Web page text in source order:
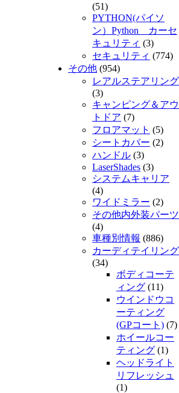
(51)
PYTHON(パイソ
ン）Python カーセ
キュリティ (3)
セキュリティ (774)
その他 (954)
レアルステアリング
(3)
キャンピング＆アウ
トドア (7)
フロアマット (5)
シートカバー (2)
ハンドル (3)
LaserShades (3)
システムキャリア
(4)
ワイドミラー (2)
その他内外装パーツ
(4)
車種別情報 (886)
カーディテイリング
(34)
ボディコーテ
ィング (11)
ウインドウコ
ーティング
(GPコート) (7)
ホイールコー
ティング (1)
ヘッドライト
リフレッシュ
(1)